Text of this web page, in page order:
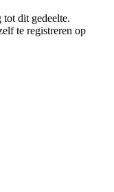
tot dit gedeelte.
te registreren op